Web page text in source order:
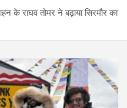
के राघव तोमर ने बढ़ाया सिरमौर का